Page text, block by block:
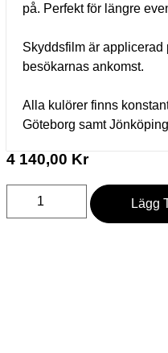
på. Perfekt för längre
Skyddsfilm är applicerad
besökarnas ankomst.
Alla kulörer finns
Göteborg samt
4 140,00 Kr
Lägg